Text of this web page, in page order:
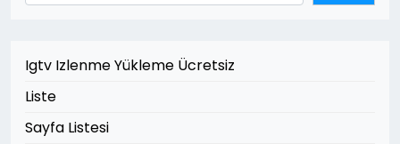
Igtv Izlenme Yükleme Ücretsiz
Liste
Sayfa Listesi